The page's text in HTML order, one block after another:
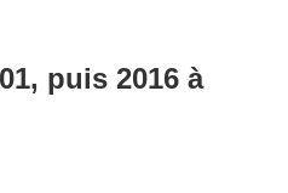
puis 2016 à